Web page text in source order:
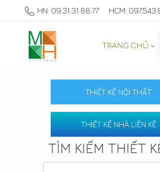
HN: 09.31.31.88.77 HCM:
TRANG CHỦ
THIẾT KẾ NỘI THẤT
THIẾT KẾ NHÀ LIỀN KỀ
TÌM KIẾM THIẾT